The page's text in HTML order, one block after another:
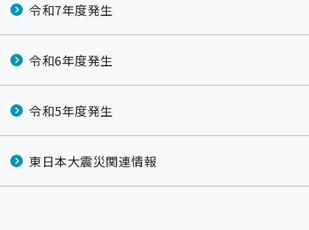
令和7年度発生
令和6年度発生
令和5年度発生
東日本大震災関連情報